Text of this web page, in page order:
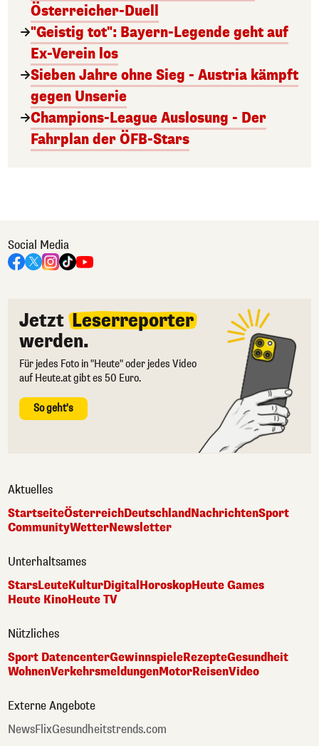
Österreicher-Duell
"Geistig tot": Bayern-Legende geht auf
Ex-Verein los
Sieben Jahre ohne Sieg - Austria kämpft
gegen Unserie
Champions-League Auslosung - Der
Fahrplan der ÖFB-Stars
Social Media
Jetzt Leserreporter
werden.
Für jedes Foto in "Heute" oder jedes Video
auf Heute.at gibt es 50 Euro.
So geht's
Aktuelles
StartseiteÖsterreichDeutschlandNachrichtenSport
CommunityWetterNewsletter
Unterhaltsames
StarsLeuteKulturDigital HoroskopHeute Games
Heute KinoHeute TV
Nützliches
Sport DatencenterGewinnspieleRezepteGesundheit
WohnenVerkehrsmeldungenMotorReisenVideo
Externe Angebote
NewsFlixGesundheitstrends.com